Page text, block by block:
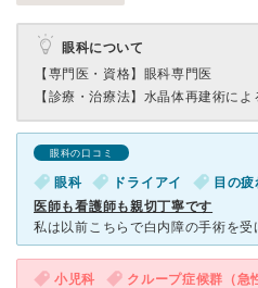
眼科について
【専門医・資格】 眼科専門医
【診療・治療法】 水晶体再建術によ
眼科の口コミ
眼科 ドライアイ 目の
医師も看護師も親切丁寧です
小児科
クループ症候群（急